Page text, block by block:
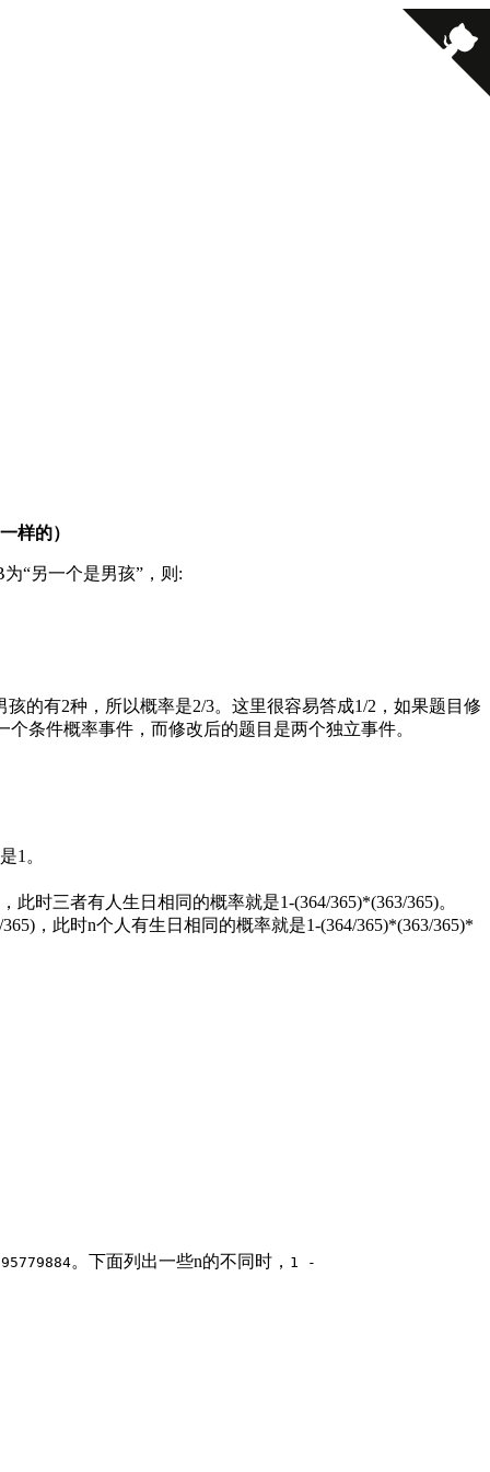
样的）
“另一个是男孩”，则:
的有2种，所以概率是2/3。这里很容易答成1/2，如果题目修
条件概率事件，而修改后的题目是两个独立事件。
1。
时三者有人生日相同的概率就是1-(364/365)*(363/365)。
，此时n个人有生日相同的概率就是1-(364/365)*(363/365)*
。下面列出一些n的不同时， 1 -